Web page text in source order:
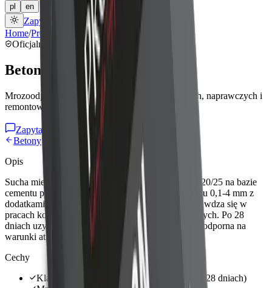
pl en
Zapytaj o ofertę
Home/Produkty Betony/PROFIX
Oficjalny producentPROFIX
Beton C20/25
Mrozoodporna mieszanka do prac konstrukcyjnych, naprawczych i
remontowych
Zapytaj o ten produkt
Betony
Opis
Sucha mieszanka betonowa klasy wytrzymałości C20/25 na bazie
cementu portlandzkiego, piasku kwarcowego i żwiru 0,1-4 mm z
dodatkami uplastyczniającymi. Wszechstronna, sprawdza się w
pracach konstrukcyjnych, remontowych i naprawczych. Po 28
dniach uzyskuje wytrzymałość ≥ 25 MPa i staje się odporna na
warunki atmosferyczne.
Cechy
Klasa wytrzymałości C20/25 (≥ 25 MPa po 28 dniach)